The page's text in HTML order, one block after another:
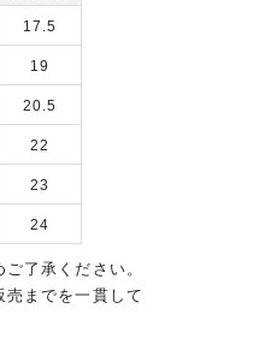
17.5
19
20.5
22
23
24
了承ください。
までを一貫して